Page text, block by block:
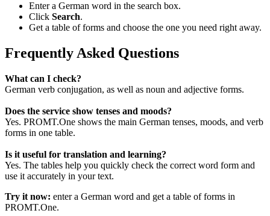
Enter a German word in the search box.
Click Search.
Get a table of forms and choose the one you need right away.
Frequently Asked Questions
What can I check?
German verb conjugation, as well as noun and adjective forms.
Does the service show tenses and moods?
Yes. PROMT.One shows the main German tenses, moods, and verb
forms in one table.
Is it useful for translation and learning?
Yes. The tables help you quickly check the correct word form and
use it accurately in your text.
Try it now: enter a German word and get a table of forms in
PROMT.One.